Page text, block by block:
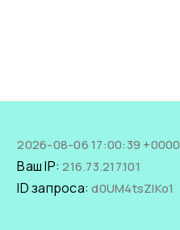
2026-08-06 17:00:39 +0000
Ваш IP:216.73.217.101
ID запроса:d0UM4tsZIKo1